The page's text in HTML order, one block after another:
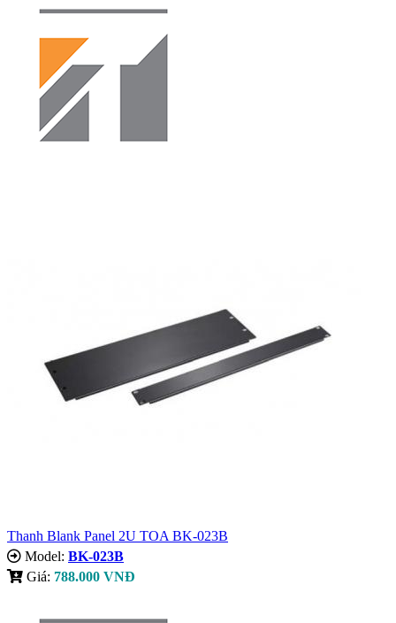
Thanh Blank Panel 2U TOA BK-023B
Model: BK-023B
Giá: 788.000 VNĐ